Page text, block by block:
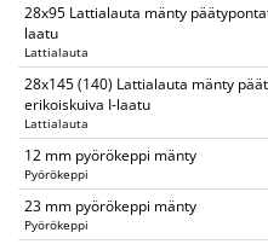
28x95 Lattialauta mänty
laatu
Lattialauta
28x145 (140) Lattialauta mänty
erikoiskuiva I-laatu
Lattialauta
12 mm pyörökeppi mänty
Pyörökeppi
23 mm pyörökeppi mänty
Pyörökeppi